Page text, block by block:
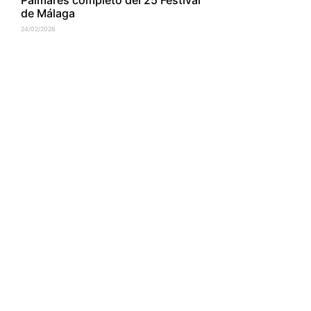
de Málaga
24/02/2026